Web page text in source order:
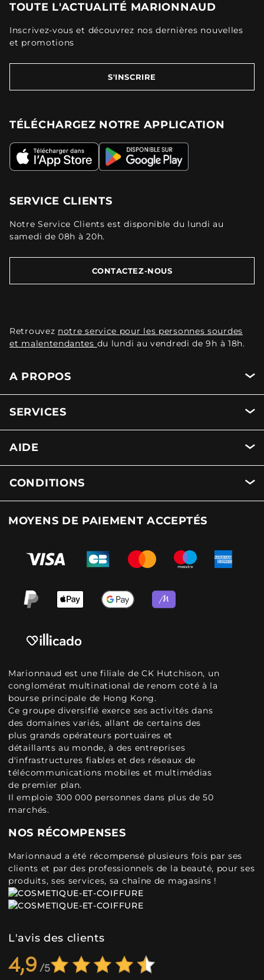
TOUTE L'ACTUALITÉ MARIONNAUD
Inscrivez-vous et découvrez nos dernières nouvelles
et promotions
S'INSCRIRE
TÉLÉCHARGEZ NOTRE APPLICATION
SERVICE CLIENTS
Notre Service Clients est disponible du lundi au
samedi de 08h à 20h.
CONTACTEZ-NOUS
Retrouvez notre service pour les personnes sourdes
et malentendantes du lundi au vendredi de 9h à 18h.
A PROPOS
SERVICES
AIDE
CONDITIONS
MOYENS DE PAIEMENT ACCEPTÉS
Marionnaud est une filiale de CK Hutchison, un
conglomérat multinational de renom coté à la
bourse principale de Hong Kong.
Ce groupe diversifié exerce ses activités dans
des domaines variés, allant de certains des
plus grands opérateurs portuaires et
détaillants au monde, à des entreprises
d'infrastructures fiables et des réseaux de
télécommunications mobiles et multimédias
de premier plan.
Il emploie 300 000 personnes dans plus de 50
marchés.
NOS RÉCOMPENSES
Marionnaud a été récompensé plusieurs fois par ses
clients et par des professionnels de la beauté, pour ses
produits, ses services, sa chaîne de magasins !
L'avis des clients
4,9